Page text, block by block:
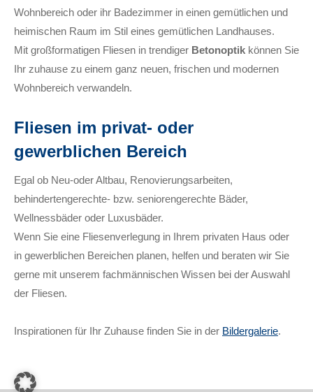
Wohnbereich oder ihr Badezimmer in einen gemütlichen und
heimischen Raum im Stil eines gemütlichen Landhauses.
Mit großformatigen Fliesen in trendiger Betonoptik können Sie
Ihr zuhause zu einem ganz neuen, frischen und modernen
Wohnbereich verwandeln.
Fliesen im privat- oder
gewerblichen Bereich
Egal ob Neu-oder Altbau, Renovierungsarbeiten,
behindertengerechte- bzw. seniorengerechte Bäder,
Wellnessbäder oder Luxusbäder.
Wenn Sie eine Fliesenverlegung in Ihrem privaten Haus oder
in gewerblichen Bereichen planen, helfen und beraten wir Sie
gerne mit unserem fachmännischen Wissen bei der Auswahl
der Fliesen.
Inspirationen für Ihr Zuhause finden Sie in der Bildergalerie.